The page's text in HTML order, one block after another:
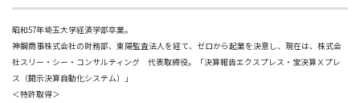
昭和57年埼玉大学経済学部卒業。
神鋼商事株式会社の財務部、東陽監査法人を経て、ゼロから起業を決意し、現在は、株式会
社スリー・シー・コンサルティング 代表取締役。「決算報告エクスプレス・宝決算Ⅹプレ
ス（開示決算自動化システム）」
＜特許取得＞